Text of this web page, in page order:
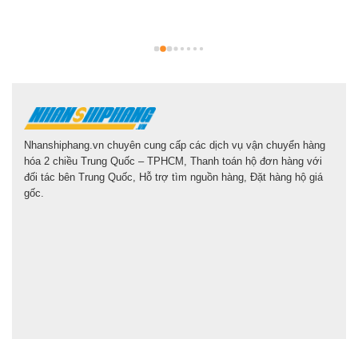
Nhanshiphang.vn chuyên cung cấp các dịch vụ vận chuyển hàng
hóa 2 chiều Trung Quốc – TPHCM, Thanh toán hộ đơn hàng với
đối tác bên Trung Quốc, Hỗ trợ tìm nguồn hàng, Đặt hàng hộ giá
gốc.